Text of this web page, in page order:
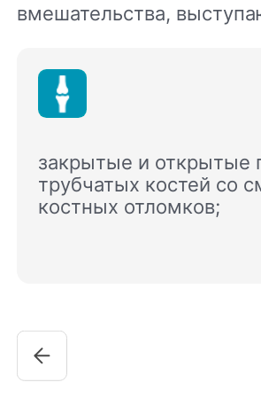
вмешательства,
закрытые и открытые
трубчатых костей со
костных отломков;